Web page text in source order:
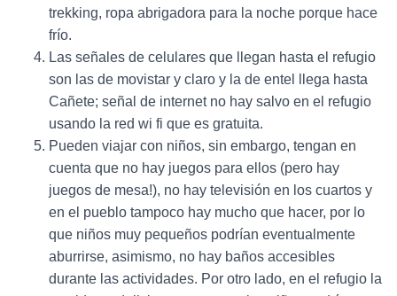
trekking, ropa abrigadora para la noche porque hace
frío.
Las señales de celulares que llegan hasta el refugio
son las de movistar y claro y la de entel llega hasta
Cañete; señal de internet no hay salvo en el refugio
usando la red wi fi que es gratuita.
Pueden viajar con niños, sin embargo, tengan en
cuenta que no hay juegos para ellos (pero hay
juegos de mesa!), no hay televisión en los cuartos y
en el pueblo tampoco hay mucho que hacer, por lo
que niños muy pequeños podrían eventualmente
aburrirse, asimismo, no hay baños accesibles
durante las actividades. Por otro lado, en el refugio la